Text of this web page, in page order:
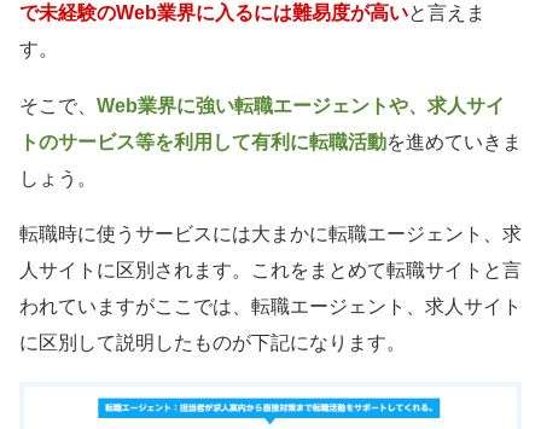
で未経験のWeb業界に入るには難易度が高いと言えま
す。
そこで、 Web業界に強い転職エージェントや、求人サイ
トのサービス等を利用して有利に転職活動を進めていきま
しょう。
転職時に使うサービスには大まかに転職エージェント、求
人サイトに区別されます。これをまとめて転職サイトと言
われていますがここでは、転職エージェント、求人サイト
に区別して説明したものが下記になります。